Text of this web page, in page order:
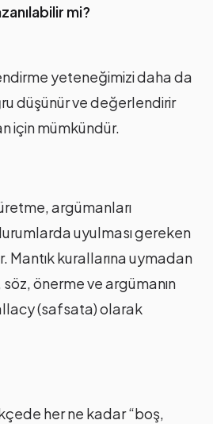
mi?
yeteneğimizi daha da
düşünür ve değerlendirir
için mümkündür.
argümanları
uyulması gereken
Mantık kurallarına uymadan
önerme ve argümanın
(safsata) olarak
her ne kadar “boş,